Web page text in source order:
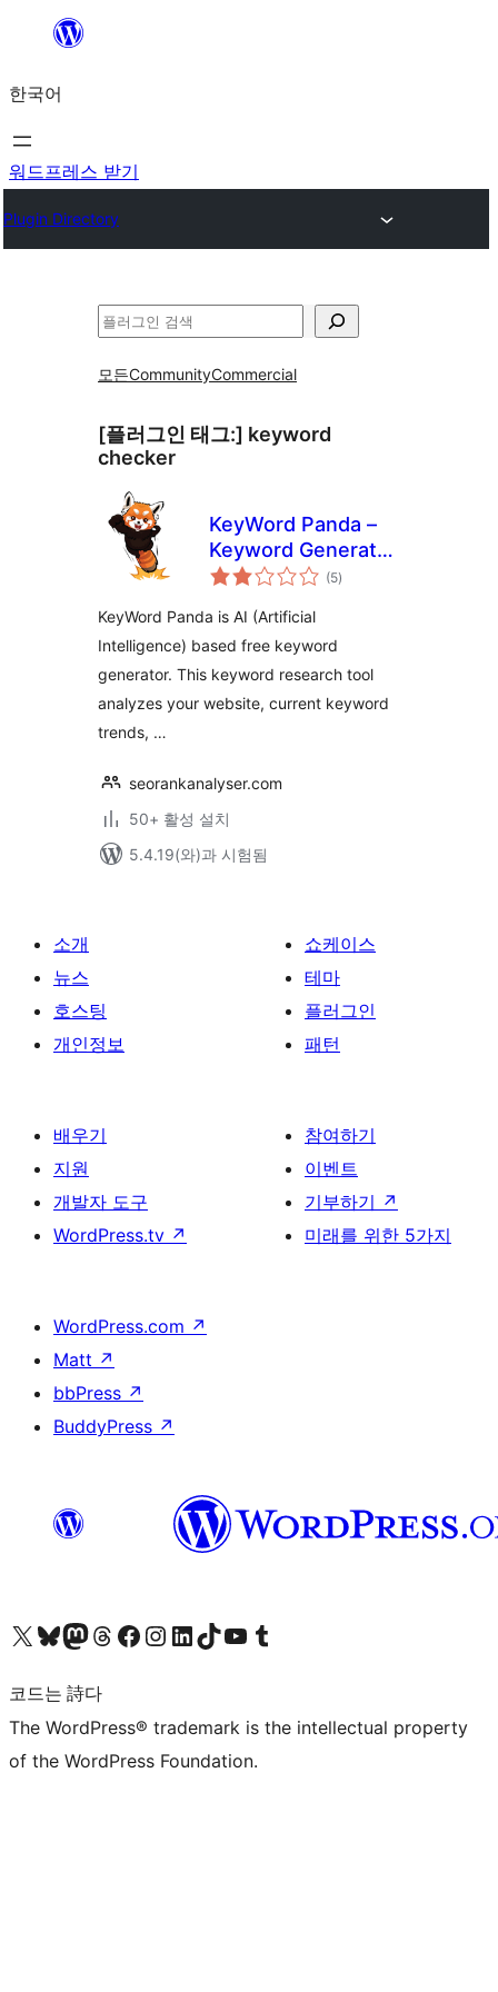
츠
로
바
가
한국어
워드프레스 받기
Plugin Directory
검
모든CommunityCommercial
[플러그인 태그:] keyword
checker
KeyWord Panda –
Keyword Generator
for SEO
(5전
체)
KeyWord Panda is AI (Artificial
Intelligence) based free keyword
generator. This keyword research tool
analyzes your website, current keyword
trends, …
seorankanalyser.com
50+ 활성 설치
5.4.19(와)과 시험됨
소개
뉴스
호스팅
개인정보
쇼케이스
테마
플러그인
패턴
배우기
지원
개발자 도구
WordPress.tv ↗
참여하기
이벤트
기부하기 ↗
미래를 위한 5가지
WordPress.com ↗
Matt ↗
bbPress ↗
BuddyPress ↗
X(이전 트위터) 계정 방문하기블루스카이 계정 방문하기마스토돈 계정 방문하기스레드 계정 방문하기 페이스북 페이지 방문하기인스타그램 계정 방문하기 LinkedIn 계정 방문하기틱톡 계정 방문하기유튜브 채널 방문하기 텀블러 계정 방문하기
코드는 詩다
The WordPress® trademark is the intellectual property
of the WordPress Foundation.